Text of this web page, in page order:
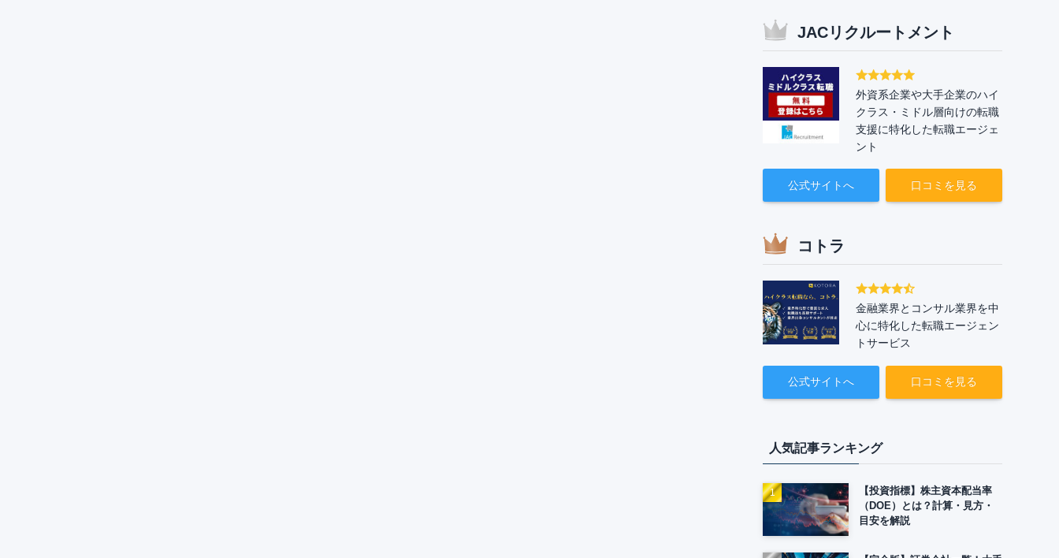
JACリクルートメント
外資系企業や大手企業のハイ
クラス・ミドル層向けの転職
支援に特化した転職エージェ
ント
公式サイトへ 口コミを見る
コトラ
金融業界とコンサル業界を中
心に特化した転職エージェン
トサービス
公式サイトへ 口コミを見る
人気記事ランキング
【投資指標】株主資本配当率
（DOE）とは？計算・見方・
目安を解説